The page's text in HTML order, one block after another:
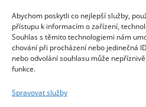
Abychom poskytli co nejlepší služby,
přístupu k informacím o zařízení,
Souhlas s těmito technologiemi nám
chování při procházení nebo jedinečná
nebo odvolání souhlasu může
funkce.
Spravovat služby
Křestní jméno
E-mail